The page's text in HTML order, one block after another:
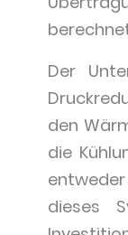
Der
den
die
dieses